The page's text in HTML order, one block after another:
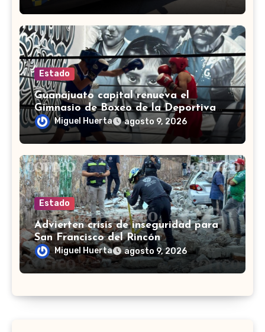
Estado
Guanajuato capital renueva el
Gimnasio de Boxeo de la Deportiva
Torres Landa
Miguel Huerta agosto 9, 2026
Estado
Advierten crisis de inseguridad para
San Francisco del Rincón
Miguel Huerta agosto 9, 2026